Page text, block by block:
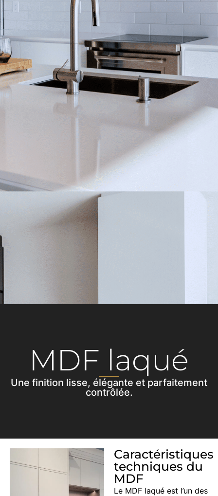
MDF laqué
Une finition lisse, élégante et parfaitement
contrôlée.
Caractéristiques
techniques du
MDF
Le MDF laqué est l’un des